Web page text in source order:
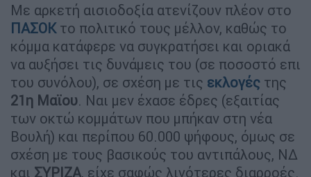
Με αρκετή αισιοδοξία ατενίζουν πλέον στο
ΠΑΣΟΚ το πολιτικό τους μέλλον, καθώς το
κόμμα κατάφερε να συγκρατήσει και οριακά
να αυξήσει τις δυνάμεις του (σε ποσοστό επι
του συνόλου), σε σχέση με τις εκλογές της
21η Μαϊου. Ναι μεν έχασε έδρες (εξαιτίας
των οκτώ κομμάτων που μπήκαν στη νέα
Βουλή) και περίπου 60.000 ψήφους, όμως σε
σχέση με τους βασικούς του αντιπάλους, ΝΔ
και ΣΥΡΙΖΑ, είχε σαφώς λιγότερες διαρροές.